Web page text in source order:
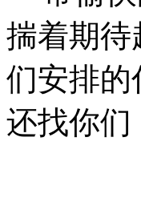
揣着期
们安排的
还找你们